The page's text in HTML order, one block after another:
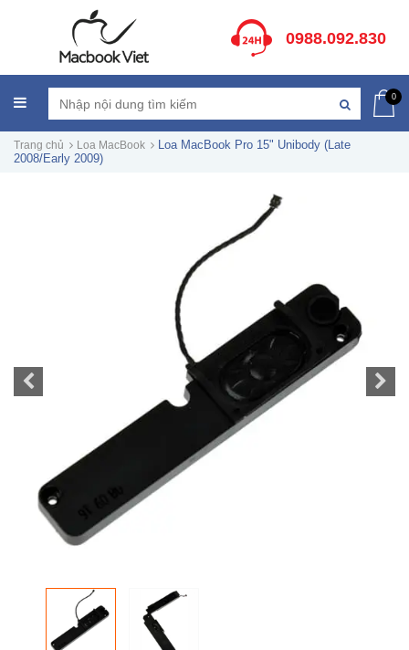
0988.092.830
0
Trang chủ Loa MacBook
Loa MacBook Pro 15" Unibody (Late
2008/Early 2009)